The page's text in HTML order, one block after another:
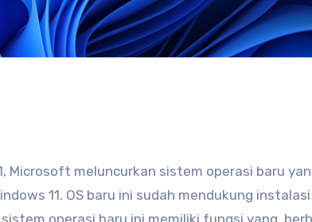
11. OS baru ini sudah mendukung
operasi baru ini memiliki fungsi yang